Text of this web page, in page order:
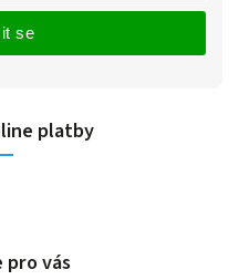
se
platby
pro vás